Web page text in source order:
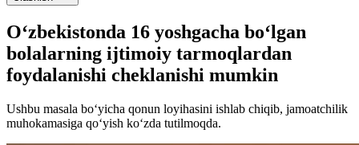
O‘zbekistonda 16 yoshgacha bo‘lgan
bolalarning ijtimoiy tarmoqlardan
foydalanishi cheklanishi mumkin
Ushbu masala bo‘yicha qonun loyihasini ishlab chiqib, jamoatchilik
muhokamasiga qo‘yish ko‘zda tutilmoqda.